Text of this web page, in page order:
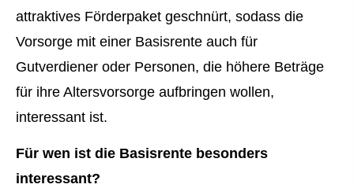
attraktives Förderpaket geschnürt, sodass die
Vorsorge mit einer Basisrente auch für
Gutverdiener oder Per­sonen, die höhere Beträge
für ihre Alters­vorsorge aufbringen wollen,
interessant ist.
Für wen ist die Basisrente besonders
interessant?